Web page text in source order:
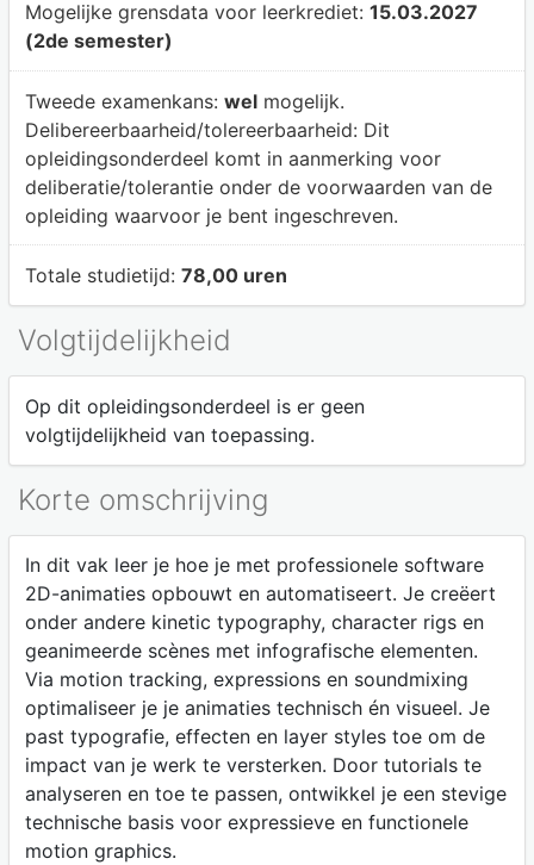
Mogelijke grensdata voor leerkrediet: 15.03.2027
(2de semester)
Tweede examenkans: welmogelijk.
Delibereerbaarheid/tolereerbaarheid: Dit
opleidingsonderdeel komt in aanmerking voor
deliberatie/tolerantie onder de voorwaarden van de
opleiding waarvoor je bent ingeschreven.
Totale studietijd: 78,00 uren
Volgtijdelijkheid
Op dit opleidingsonderdeel is er geen
volgtijdelijkheid van toepassing.
Korte omschrijving
In dit vak leer je hoe je met professionele software
2D-animaties opbouwt en automatiseert. Je creëert
onder andere kinetic typography, character rigs en
geanimeerde scènes met infografische elementen.
Via motion tracking, expressions en soundmixing
optimaliseer je je animaties technisch én visueel. Je
past typografie, effecten en layer styles toe om de
impact van je werk te versterken. Door tutorials te
analyseren en toe te passen, ontwikkel je een stevige
technische basis voor expressieve en functionele
motion graphics.